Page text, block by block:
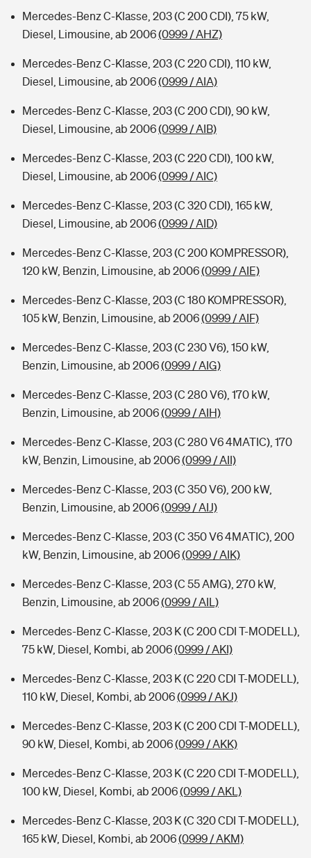
Mercedes-Benz C-Klasse, 203 (C 200 CDI), 75 kW,
Diesel, Limousine, ab 2006(0999 / AHZ)
Mercedes-Benz C-Klasse, 203 (C 220 CDI), 110 kW,
Diesel, Limousine, ab 2006(0999 / AIA)
Mercedes-Benz C-Klasse, 203 (C 200 CDI), 90 kW,
Diesel, Limousine, ab 2006(0999 / AIB)
Mercedes-Benz C-Klasse, 203 (C 220 CDI), 100 kW,
Diesel, Limousine, ab 2006(0999 / AIC)
Mercedes-Benz C-Klasse, 203 (C 320 CDI), 165 kW,
Diesel, Limousine, ab 2006(0999 / AID)
Mercedes-Benz C-Klasse, 203 (C 200 KOMPRESSOR),
120 kW, Benzin, Limousine, ab 2006(0999 / AIE)
Mercedes-Benz C-Klasse, 203 (C 180 KOMPRESSOR),
105 kW, Benzin, Limousine, ab 2006(0999 / AIF)
Mercedes-Benz C-Klasse, 203 (C 230 V6), 150 kW,
Benzin, Limousine, ab 2006(0999 / AIG)
Mercedes-Benz C-Klasse, 203 (C 280 V6), 170 kW,
Benzin, Limousine, ab 2006(0999 / AIH)
Mercedes-Benz C-Klasse, 203 (C 280 V6 4MATIC), 170
kW, Benzin, Limousine, ab 2006(0999 / AII)
Mercedes-Benz C-Klasse, 203 (C 350 V6), 200 kW,
Benzin, Limousine, ab 2006(0999 / AIJ)
Mercedes-Benz C-Klasse, 203 (C 350 V6 4MATIC), 200
kW, Benzin, Limousine, ab 2006(0999 / AIK)
Mercedes-Benz C-Klasse, 203 (C 55 AMG), 270 kW,
Benzin, Limousine, ab 2006(0999 / AIL)
Mercedes-Benz C-Klasse, 203 K (C 200 CDI T-MODELL),
75 kW, Diesel, Kombi, ab 2006(0999 / AKI)
Mercedes-Benz C-Klasse, 203 K (C 220 CDI T-MODELL),
110 kW, Diesel, Kombi, ab 2006(0999 / AKJ)
Mercedes-Benz C-Klasse, 203 K (C 200 CDI T-MODELL),
90 kW, Diesel, Kombi, ab 2006(0999 / AKK)
Mercedes-Benz C-Klasse, 203 K (C 220 CDI T-MODELL),
100 kW, Diesel, Kombi, ab 2006(0999 / AKL)
Mercedes-Benz C-Klasse, 203 K (C 320 CDI T-MODELL),
165 kW, Diesel, Kombi, ab 2006(0999 / AKM)